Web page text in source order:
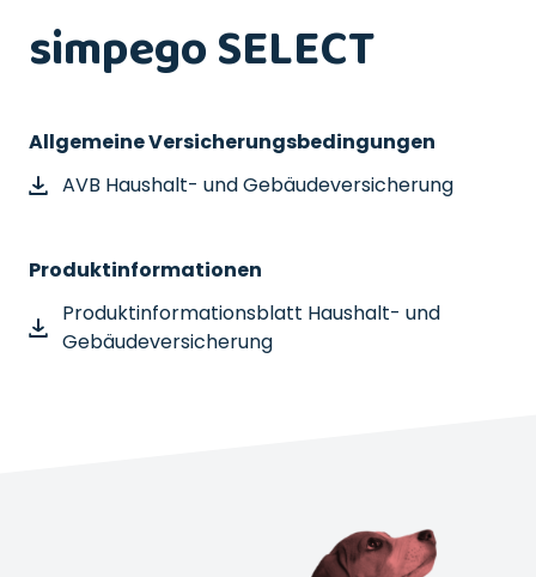
simpego SELECT
Allgemeine Versicherungsbedingungen
AVB Haushalt- und Gebäudeversicherung
Produktinformationen
Produktinformationsblatt Haushalt- und
Gebäudeversicherung